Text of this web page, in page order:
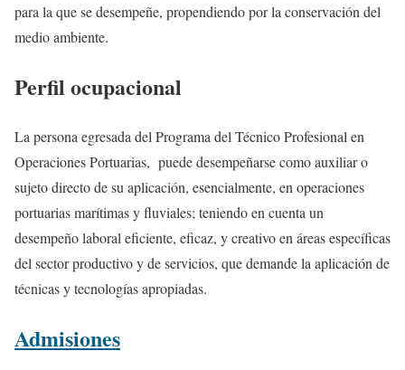
para la que se desempeñe, propendiendo por la conservación del
medio ambiente.
Perfil ocupacional
La persona egresada del Programa del Técnico Profesional en
Operaciones Portuarias, puede desempeñarse como auxiliar o
sujeto directo de su aplicación, esencialmente, en operaciones
portuarias marítimas y fluviales; teniendo en cuenta un
desempeño laboral eficiente, eficaz, y creativo en áreas específicas
del sector productivo y de servicios, que demande la aplicación de
técnicas y tecnologías apropiadas.
Admisiones